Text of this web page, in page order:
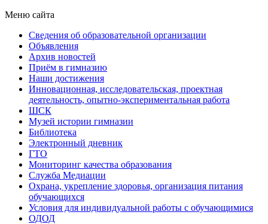
Меню сайта
Сведения об образовательной организации
Объявления
Архив новостей
Приём в гимназию
Наши достижения
Инновационная, исследовательская, проектная
деятельность, опытно-экспериментальная работа
ШСК
Музей истории гимназии
Библиотека
Электронный дневник
ГТО
Мониторинг качества образования
Служба Медиации
Охрана, укрепление здоровья, организация питания
обучающихся
Условия для индивидуальной работы с обучающимися
ОДОД